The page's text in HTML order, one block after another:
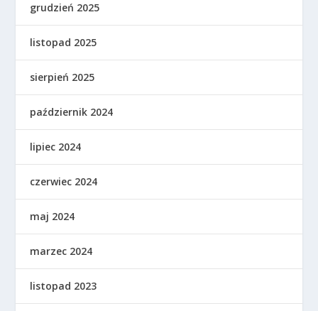
grudzień 2025
listopad 2025
sierpień 2025
październik 2024
lipiec 2024
czerwiec 2024
maj 2024
marzec 2024
listopad 2023